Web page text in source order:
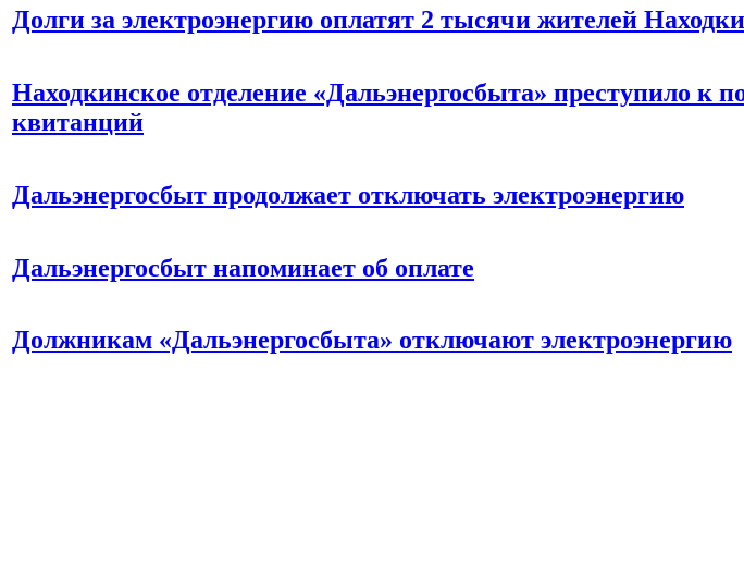
Долги за электроэнергию оплатят 2 тысячи жителей Находки
Находкинское отделение «Дальэнергосбыта» преступило к
квитанций
Дальэнергосбыт продолжает отключать электроэнергию
Дальэнергосбыт напоминает об оплате
Должникам «Дальэнергосбыта» отключают электроэнергию